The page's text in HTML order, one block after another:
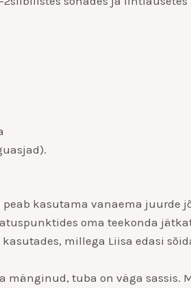
kasutama vanaema juurde
oma teekonda
millega Liisa edasi
tuba on väga sassis.